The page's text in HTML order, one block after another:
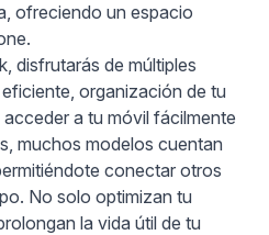
ofreciendo un espacio
disfrutarás de múltiples
organización de tu
a tu móvil fácilmente
muchos modelos cuentan
conectar otros
No solo optimizan tu
la vida útil de tu